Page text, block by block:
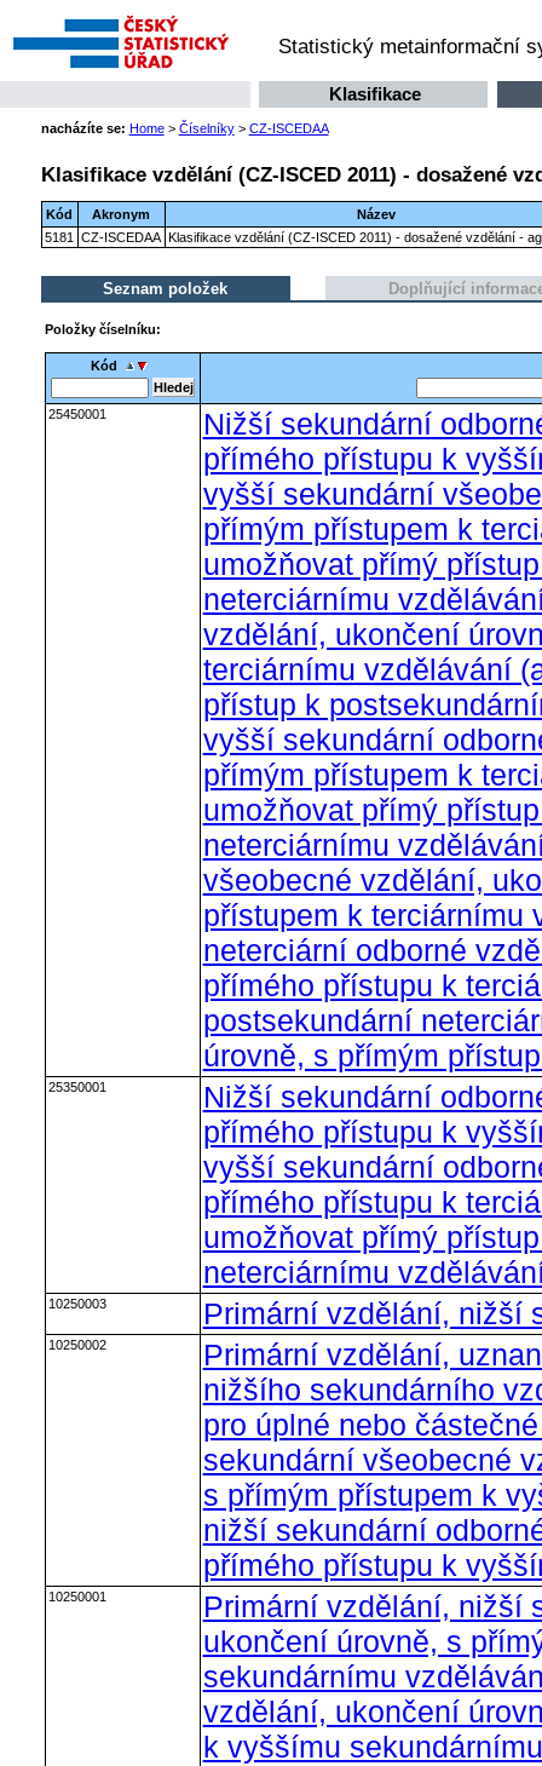
Statistický metainformační
Klasifikace
nacházíte se: Home> Číselníky> CZ-ISCEDAA
Klasifikace vzdělání (CZ-ISCED 2011) - dosažené
Kód Akronym
Název
5181
CZ-ISCEDAA Klasifikace vzdělání (CZ-ISCED 2011) - dosažené vzdělání -
Seznam položek Doplňující
Položky číselníku:
Kód
25450001
Nižší sekundární
přímého přístupu k
vyšší sekundární
přímým přístupem k
umožňovat přímý
neterciárnímu
vzdělání, ukončení
terciárnímu vzdělávání
přístup k
vyšší sekundární
přímým přístupem k
umožňovat přímý
neterciárnímu
všeobecné vzdělání,
přístupem k terciárnímu
neterciární odborné
přímého přístupu k
postsekundární
úrovně, s přímým
25350001
Nižší sekundární
přímého přístupu k
vyšší sekundární
přímého přístupu k
umožňovat přímý
neterciárnímu
10250003 Primární vzdělání, nižší
10250002
Primární vzdělání,
nižšího sekundárního
pro úplné nebo
sekundární všeobecné
s přímým přístupem k
nižší sekundární
přímého přístupu k
10250001
Primární vzdělání, nižší
ukončení úrovně, s
sekundárnímu
vzdělání, ukončení
k vyššímu